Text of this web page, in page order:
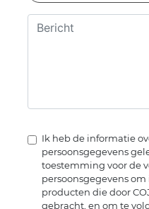
Ik heb de informatie
persoonsgegevens
toestemming voor de
persoonsgegevens
producten die door
gebracht, en om te